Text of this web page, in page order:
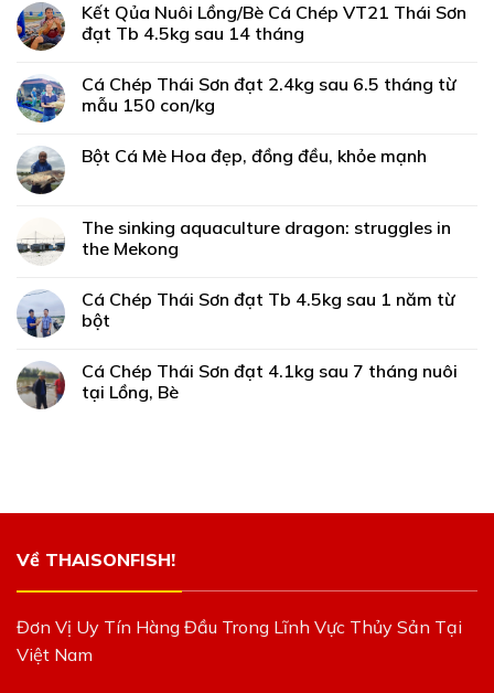
Kết Qủa Nuôi Lồng/Bè Cá Chép VT21 Thái Sơn
đạt Tb 4.5kg sau 14 tháng
Cá Chép Thái Sơn đạt 2.4kg sau 6.5 tháng từ
mẫu 150 con/kg
Bột Cá Mè Hoa đẹp, đồng đều, khỏe mạnh
The sinking aquaculture dragon: struggles in
the Mekong
Cá Chép Thái Sơn đạt Tb 4.5kg sau 1 năm từ
bột
Cá Chép Thái Sơn đạt 4.1kg sau 7 tháng nuôi
tại Lồng, Bè
Về THAISONFISH!
Đơn Vị Uy Tín Hàng Đầu Trong Lĩnh Vực Thủy Sản Tại
Việt Nam